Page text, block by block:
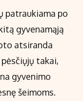
patraukiama po
gyvenamąją
atsiranda
takai,
gyvenimo
šeimoms.